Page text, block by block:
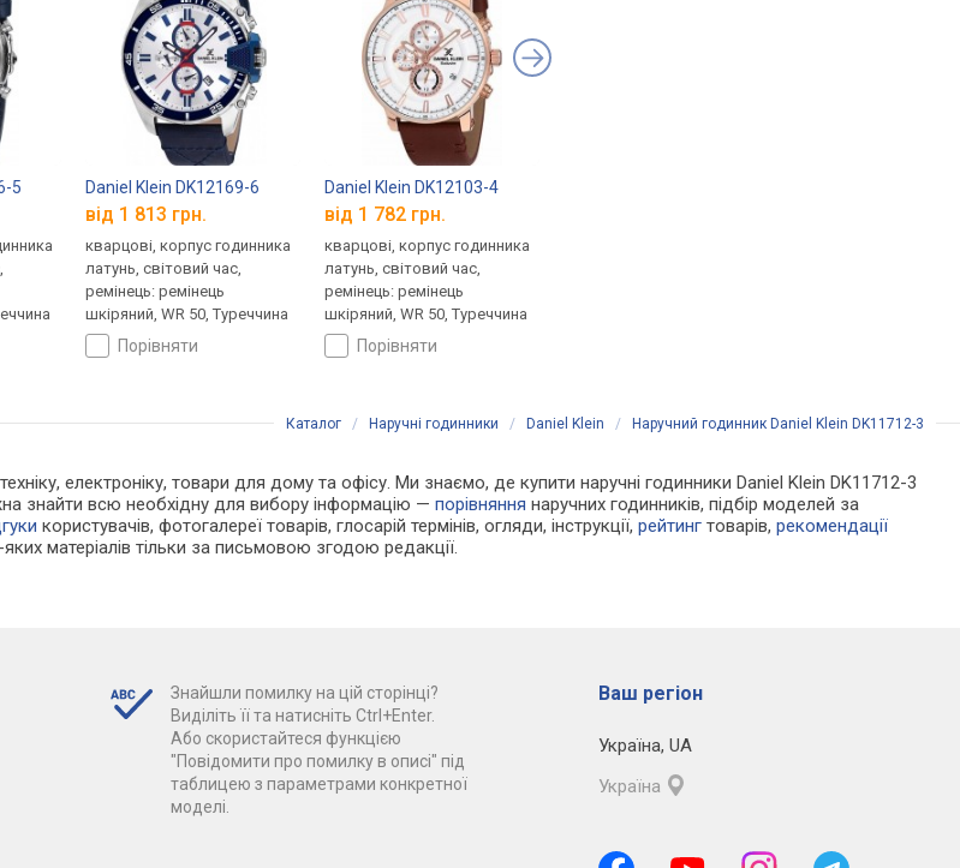
5 Daniel Klein DK12169-6
від 1 813 грн.
кварцові, корпус годинника
латунь, світовий час,
ремінець: ремінець
шкіряний, WR 50, Туреччина
порівняти
Daniel Klein DK12103-4
від 1 782 грн.
кварцові, корпус годинника
латунь, світовий час,
ремінець: ремінець
шкіряний, WR 50, Туреччина
порівняти
Каталог / Наручні годинники / Daniel Klein / Наручний годинник Daniel Klein DK11712-3
електроніку, товари для дому та офісу. Ми знаємо, де купити наручні годинники Daniel Klein DK11712-3
знайти всю необхідну для вибору інформацію —порівняння наручних годинників, підбір моделей за
користувачів, фотогалереї товарів, глосарій термінів, огляди, інструкції,рейтинг товарів,рекомендації
матеріалів тільки за письмовою згодою редакції.
Знайшли помилку на цій сторінці?
Виділіть її та натисніть Ctrl+Enter.
Або скористайтеся функцією
"Повідомити про помилку в описі" під
таблицею з параметрами конкретної
моделі.
Ваш регіон
Україна, UA
Україна